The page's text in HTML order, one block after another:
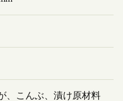
、こんぶ、漬け原材料